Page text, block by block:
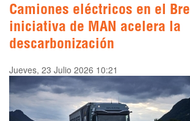
Camiones eléctricos en el
iniciativa de MAN acelera la
descarbonización
Jueves, 23 Julio 2026 10:21